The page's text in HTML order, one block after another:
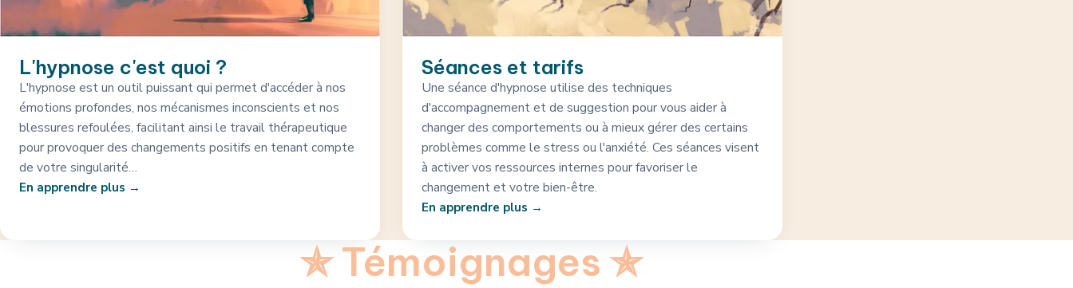
L'hypnose c'est quoi ?
L'hypnose est un outil puissant qui permet d'accéder à nos
émotions profondes, nos mécanismes inconscients et nos
blessures refoulées, facilitant ainsi le travail thérapeutique
pour provoquer des changements positifs en tenant compte
de votre singularité…
En apprendre plus
Séances et tarifs
Une séance d'hypnose utilise des techniques
d'accompagnement et de suggestion pour vous aider à
changer des comportements ou à mieux gérer des certains
problèmes comme le stress ou l'anxiété. Ces séances visent
à activer vos ressources internes pour favoriser le
changement et votre bien-être.
En apprendre plus
✯Témoignages✯